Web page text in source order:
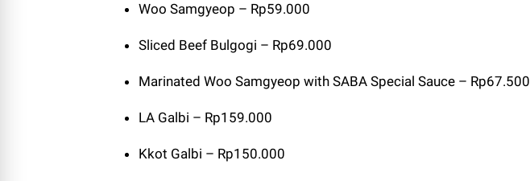
Woo Samgyeop – Rp59.000
Sliced Beef Bulgogi – Rp69.000
Marinated Woo Samgyeop with SABA Special Sauce – Rp67.500
LA Galbi – Rp159.000
Kkot Galbi – Rp150.000